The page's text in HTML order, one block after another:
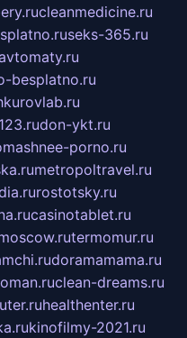
cleanmedicine.ru
seks-365.ru
besplatno.ru
don-ykt.ru
porno.ru
metropoltravel.ru
rostotsky.ru
casinotablet.ru
termomur.ru
doramamama.ru
clean-dreams.ru
healthenter.ru
kinofilmy-2021.ru